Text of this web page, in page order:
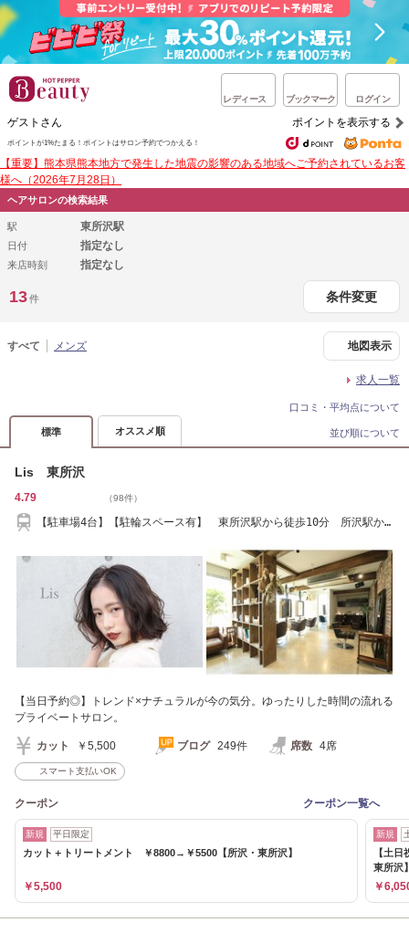
レディース ブックマーク ログイン
ゲストさん ポイントを表示する
ポイントが1%たまる！ ポイントはサロン予約でつかえる！
【重要】熊本県熊本地方で発生した地震の影響のある地域へご予約されているお客
様へ（2026年7月28日）
ヘアサロンの検索結果
駅 東所沢駅
日付 指定なし
来店時刻 指定なし
13件 条件変更
すべて メンズ 地図表示
求人一覧
口コミ・平均点について
標準 オススメ順 並び順について
Lis 東所沢
4.79 （98件）
【駐車場4台】【駐輪スペース有】 東所沢駅から徒歩10分 所沢駅か
【当日予約◎】トレンド×ナチュラルが今の気分。ゆったりした時間の流れる
プライベートサロン。
カット ￥5,500 ブログ 249件 席数 4席
スマート支払いOK
クーポン クーポン一覧へ
新規 平日限定
カット＋トリートメント ￥8800→￥5500【所沢・東所沢】
￥5,500
新規
【土
東所沢
￥